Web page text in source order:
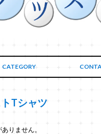
CATEGORY
Tシャツ
りません。